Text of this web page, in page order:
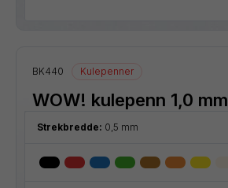
BK440 Kulepenner
WOW! kulepenn 1,0 mm
Strekbredde: 0,5 mm